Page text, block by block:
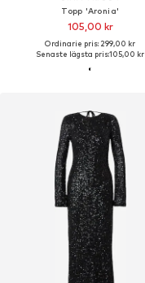
Topp 'Aronia'
105,00 kr
Ordinarie pris: 299,00 kr
Senaste lägsta pris:105,00 kr